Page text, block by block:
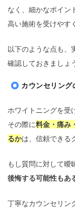
なく、細かなポイン
高い施術を受けやす
以下のような点も、
確認しておきましょ
カウンセリング
ホワイトニングを受
その際に料金・痛み
るかは、信頼できる
もし質問に対して曖
後悔する可能性もあ
丁寧なカウンセリン